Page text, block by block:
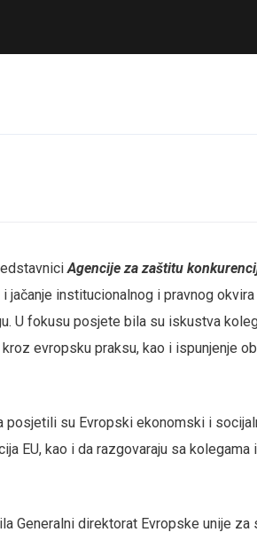
Agencije za zaštitu
jačanje institucionalnog i pravnog
U fokusu posjete bila su iskustva
evropsku praksu, kao i ispunjenje
su Evropski ekonomski i
EU, kao i da razgovaraju sa
Generalni direktorat Evropske unije